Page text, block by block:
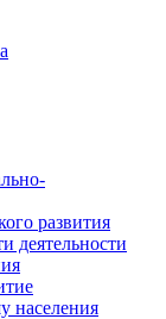
развития
деятельности
населения